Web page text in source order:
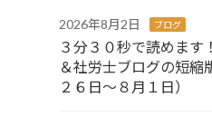
2026年8月2日 ブログ
３分３０秒で読めま
＆社労士ブログの短縮
２６日～８月１日）